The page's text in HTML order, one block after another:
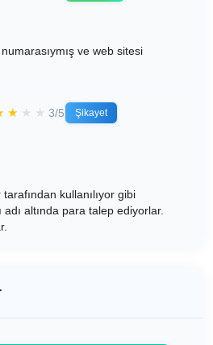
ve web sitesi
★ ★ ★ 3/5
Şikayet
kullanılıyor gibi
altında para talep ediyorlar.